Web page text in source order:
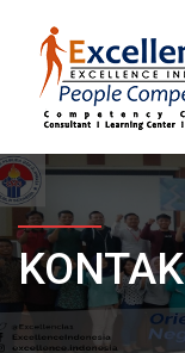
KONTAK